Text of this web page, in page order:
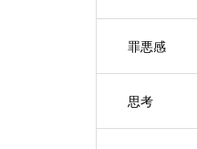
罪悪感
思考